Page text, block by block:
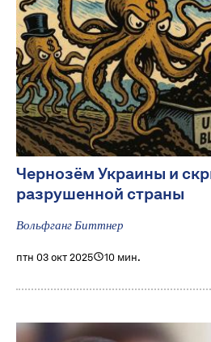
Чернозём Украины и
разрушенной страны
Вольфганг Биттнер
птн 03 окт 2025 10 мин.